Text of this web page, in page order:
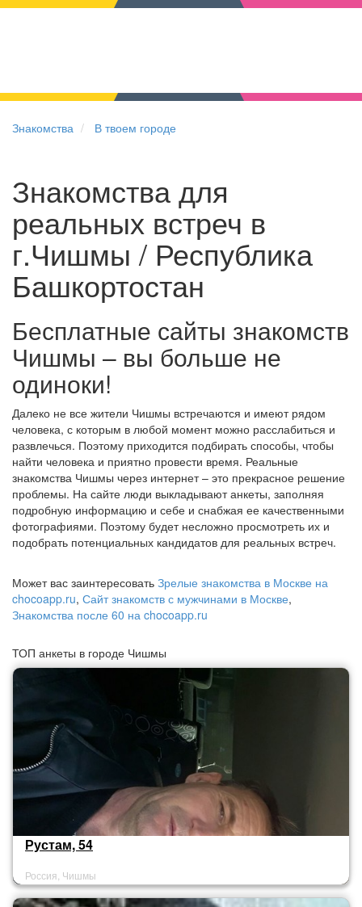
Знакомства В твоем городе
Знакомства для
реальных встреч в
г.Чишмы / Республика
Башкортостан
Бесплатные сайты знакомств
Чишмы – вы больше не
одиноки!
Далеко не все жители Чишмы встречаются и имеют рядом
человека, с которым в любой момент можно расслабиться и
развлечься. Поэтому приходится подбирать способы, чтобы
найти человека и приятно провести время. Реальные
знакомства Чишмы через интернет – это прекрасное решение
проблемы. На сайте люди выкладывают анкеты, заполняя
подробную информацию и себе и снабжая ее качественными
фотографиями. Поэтому будет несложно просмотреть их и
подобрать потенциальных кандидатов для реальных встреч.
Может вас заинтересовать Зрелые знакомства в Москве на
chocoapp.ru, Сайт знакомств с мужчинами в Москве,
Знакомства после 60 на chocoapp.ru
ТОП анкеты в городе Чишмы
Рустам, 54
Россия, Чишмы